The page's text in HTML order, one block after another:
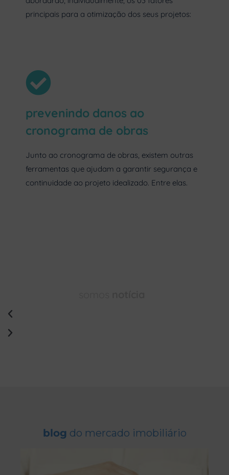
principais para a otimização dos seus projetos:
prevenindo danos ao
cronograma de obras
Junto ao cronograma de obras, existem outras
ferramentas que ajudam a garantir segurança e
continuidade ao projeto idealizado. Entre elas.
blog do mercado imobiliário